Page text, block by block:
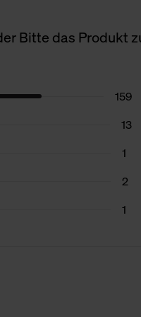
Bitte das Produkt
159
13
1
2
1